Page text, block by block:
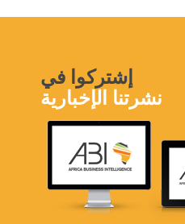
إشتركوا في
نشرتنا الإخبارية